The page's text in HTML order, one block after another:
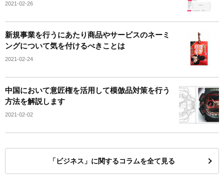
2021-02-26
新規事業を行うにあたり商品やサービスのネーミ
ングについて気を付けるべきことは
2021-02-24
中国において意匠権を活用して模倣品対策を行う
方法を解説します
2021-02-02
「ビジネス」に関するコラムを全て見る